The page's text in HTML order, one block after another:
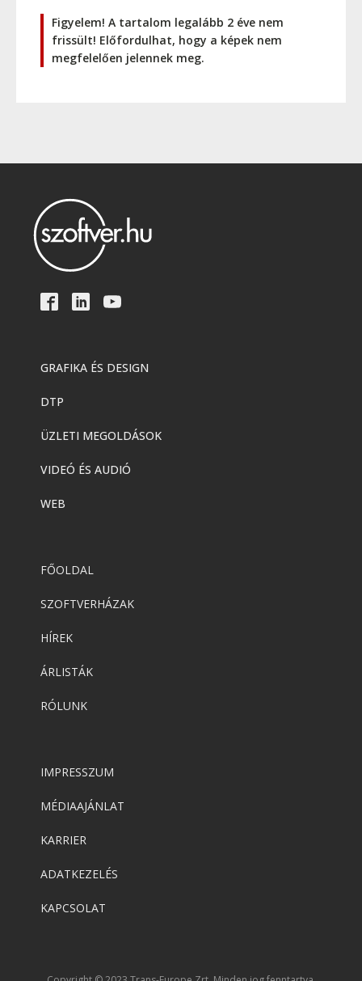
Figyelem! A tartalom legalább 2 éve nem
frissült! Előfordulhat, hogy a képek nem
megfelelően jelennek meg.
GRAFIKA ÉS DESIGN
DTP
ÜZLETI MEGOLDÁSOK
VIDEÓ ÉS AUDIÓ
WEB
FŐOLDAL
SZOFTVERHÁZAK
HÍREK
ÁRLISTÁK
RÓLUNK
IMPRESSZUM
MÉDIAAJÁNLAT
KARRIER
ADATKEZELÉS
KAPCSOLAT